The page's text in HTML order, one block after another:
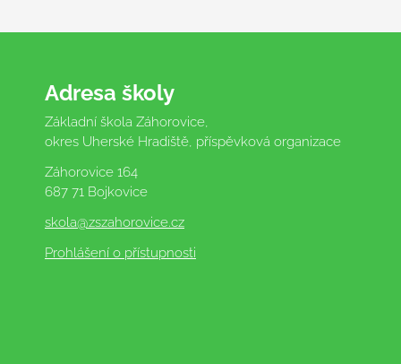
Adresa školy
Základní škola Záhorovice,
okres Uherské Hradiště, příspěvková organizace
Záhorovice 164
687 71 Bojkovice
skola@zszahorovice.cz
Prohlášení o přístupnosti